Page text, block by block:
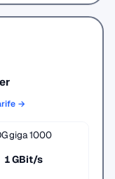
→
giga 1000
1 GBit/s